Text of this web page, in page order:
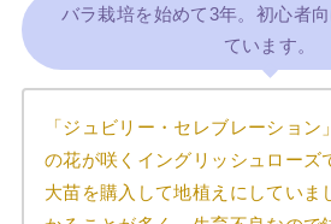
バラ栽培を始めて3年。初心者
ています。
「ジュビリー・セレブレーショ
の花が咲くイングリッシュローズ
大苗を購入して地植えにしていま